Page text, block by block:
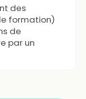
des
formation)
de
par un